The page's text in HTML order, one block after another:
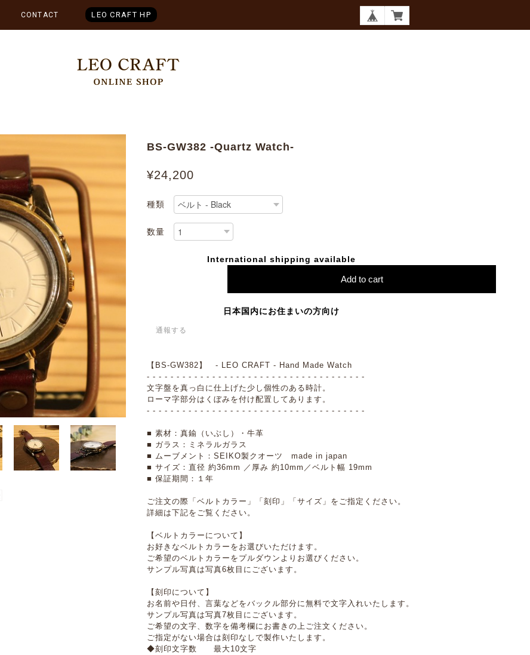
CONTACT LEO CRAFT HP
BS-GW382 -Quartz Watch-
¥24,200
種類
数量
International shipping available
Add to cart
日本国内にお住まいの方向け
通報する
【BS-GW382】 - LEO CRAFT - Hand Made Watch
- - - - - - - - - - - - - - - - - - - - - - - - - - - - - - - - - - - - -
文字盤を真っ白に仕上げた少し個性のある時計。
ローマ字部分はくぼみを付け配置してあります。
- - - - - - - - - - - - - - - - - - - - - - - - - - - - - - - - - - - - -
■ 素材：真鍮（いぶし）・牛革
■ ガラス：ミネラルガラス
■ ムーブメント：SEIKO製クオーツ made in japan
■ サイズ：直径 約36mm ／厚み 約10mm／ベルト幅 19mm
■ 保証期間：１年
ご注文の際「ベルトカラー」「刻印」「サイズ」をご指定ください。
詳細は下記をご覧ください。
【ベルトカラーについて】
お好きなベルトカラーをお選びいただけます。
ご希望のベルトカラーをプルダウンよりお選びください。
サンプル写真は写真6枚目にございます。
【刻印について】
お名前や日付、言葉などをバックル部分に無料で文字入れいたします。
サンプル写真は写真7枚目にございます。
ご希望の文字、数字を備考欄にお書きの上ご注文ください。
ご指定がない場合は刻印なしで製作いたします。
◆刻印文字数 最大10文字